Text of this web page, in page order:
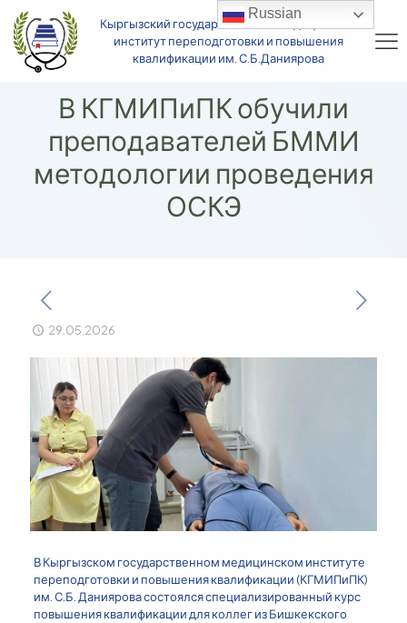
Кыргызский государственный медицинский
институт переподготовки и повышения
квалификации им. С.Б.Даниярова
В КГМИПиПК обучили
преподавателей БММИ
методологии проведения
ОСКЭ
29.05.2026
В Кыргызском государственном медицинском институте
переподготовки и повышения квалификации (КГМИПиПК)
им. С.Б. Даниярова состоялся специализированный курс
повышения квалификации для коллег из Бишкекского
Russian